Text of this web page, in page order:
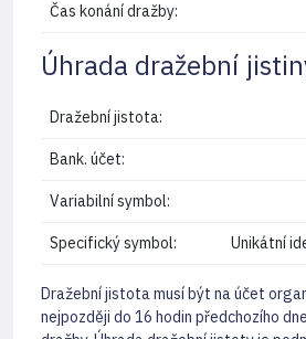
Čas konání dražby:
Úhrada dražební
Dražební jistota:
Bank. účet:
Variabilní symbol:
Specifický symbol: Unikátní
Dražební jistota musí být na účet
nejpozději do 16 hodin předchozího